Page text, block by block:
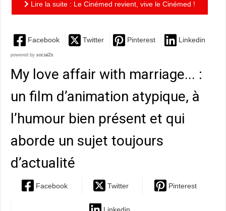
Lire la suite : Le Cinémed revient, vive le Cinémed !
Facebook Twitter Pinterest Linkedin
powered by social2s
My love affair with marriage... :
un film d’animation atypique, à
l’humour bien présent et qui
aborde un sujet toujours
d’actualité
Facebook Twitter Pinterest